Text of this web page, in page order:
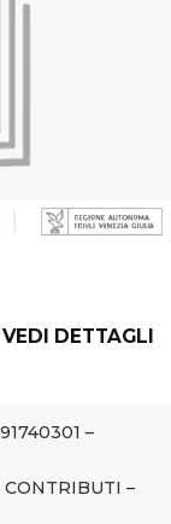
VEDI DETTAGLI
–
CONTRIBUTI –